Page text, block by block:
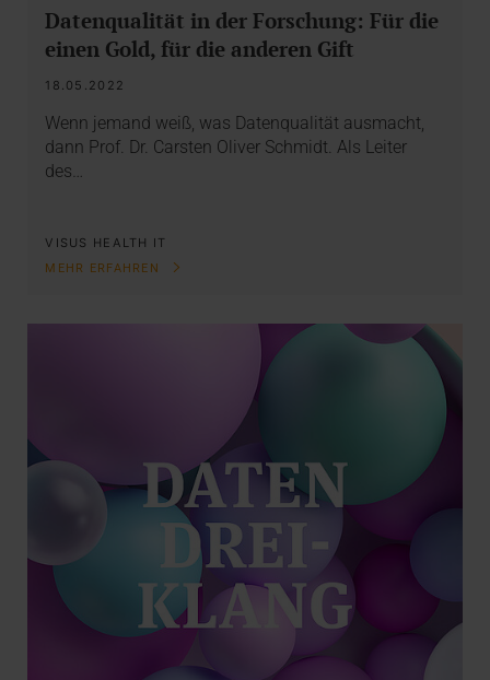
Datenqualität in der Forschung: Für die
einen Gold, für die anderen Gift
18.05.2022
Wenn jemand weiß, was Datenqualität ausmacht,
dann Prof. Dr. Carsten Oliver Schmidt. Als Leiter
des…
VISUS HEALTH IT
MEHR ERFAHREN